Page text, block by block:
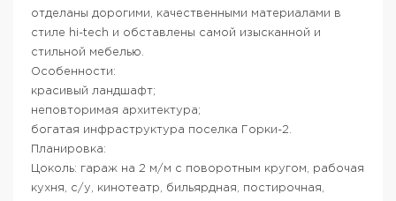
отделаны дорогими, качественными материалами в
стиле hi-tech и обставлены самой изысканной и
стильной мебелью.
Особенности:
красивый ландшафт;
неповторимая архитектура;
богатая инфраструктура поселка Горки-2.
Планировка:
Цоколь: гараж на 2 м/м с поворотным кругом, рабочая
кухня, с/у, кинотеатр, бильярдная, постирочная,